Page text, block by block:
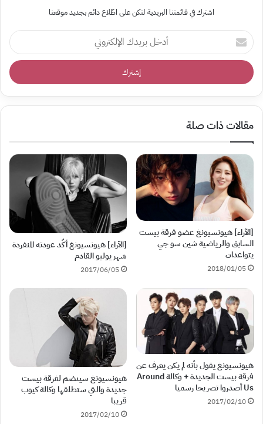
اشترك في قائمتنا البريدية لتكن على اطّلاع دائم بجديد موقعنا
أدخل
بريدك
الإلكتروني
مقالات ذات صلة
[الآراء] هيونسيونغ عضو فرقة بيست
السابق والرياضية شين سو جي
يتواعدان
2018/01/05
[الآراء] هيونسيونغ أكّد عودته المنفردة
شهر يوليو القادم
2017/06/05
هيونسيونغ يقول بأنه لم يكن يعرف عن
فرقة بيست الجديدة + وكالة Around
Us أصدروا تصريحا رسميا
2017/02/10
هيونسيونغ سينضم لفرقة بيست
جديدة والتي ستطلقها وكالة كيوب
قريبا
2017/02/10